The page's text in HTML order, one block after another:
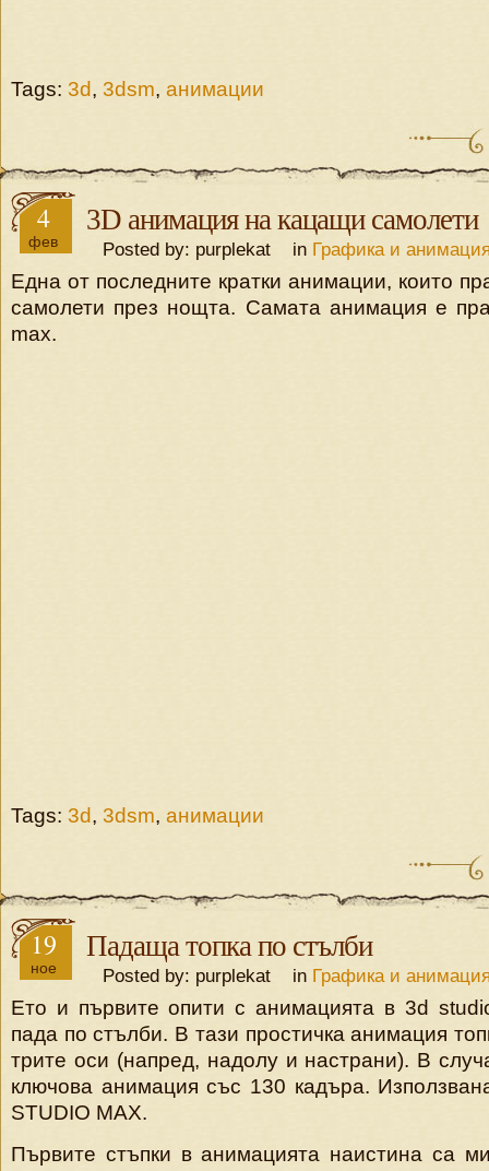
Tags: 3d, 3dsm, анимации
4
фев
3D анимация на кацащи самолети
Posted by: purplekat in Графика и
Една от последните кратки анимации, които
самолети през нощта. Самата анимация е
max.
Tags: 3d, 3dsm, анимации
19
ное
Падаща топка по стълби
Posted by: purplekat in Графика и
Ето и първите опити с анимацията в 3d
пада по стълби. В тази простичка анимация
трите оси (напред, надолу и настрани). В
ключова анимация със 130 кадъра.
STUDIO MAX.
Първите стъпки в анимацията наистина са